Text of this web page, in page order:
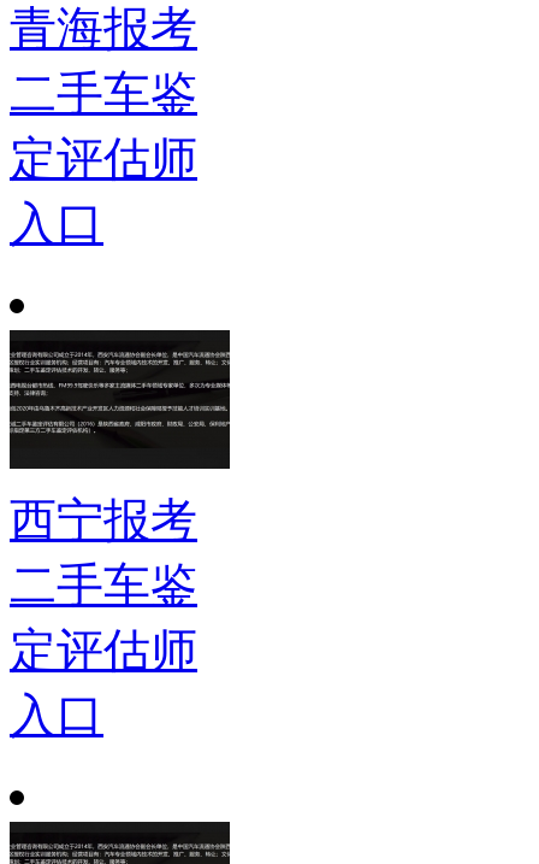
青海报考
二手车鉴
定评估师
入口
西宁报考
二手车鉴
定评估师
入口